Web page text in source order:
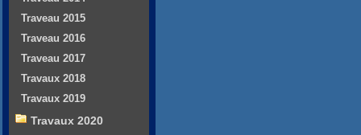
Traveau 2015
Traveau 2016
Traveau 2017
Travaux 2018
Travaux 2019
Travaux 2020